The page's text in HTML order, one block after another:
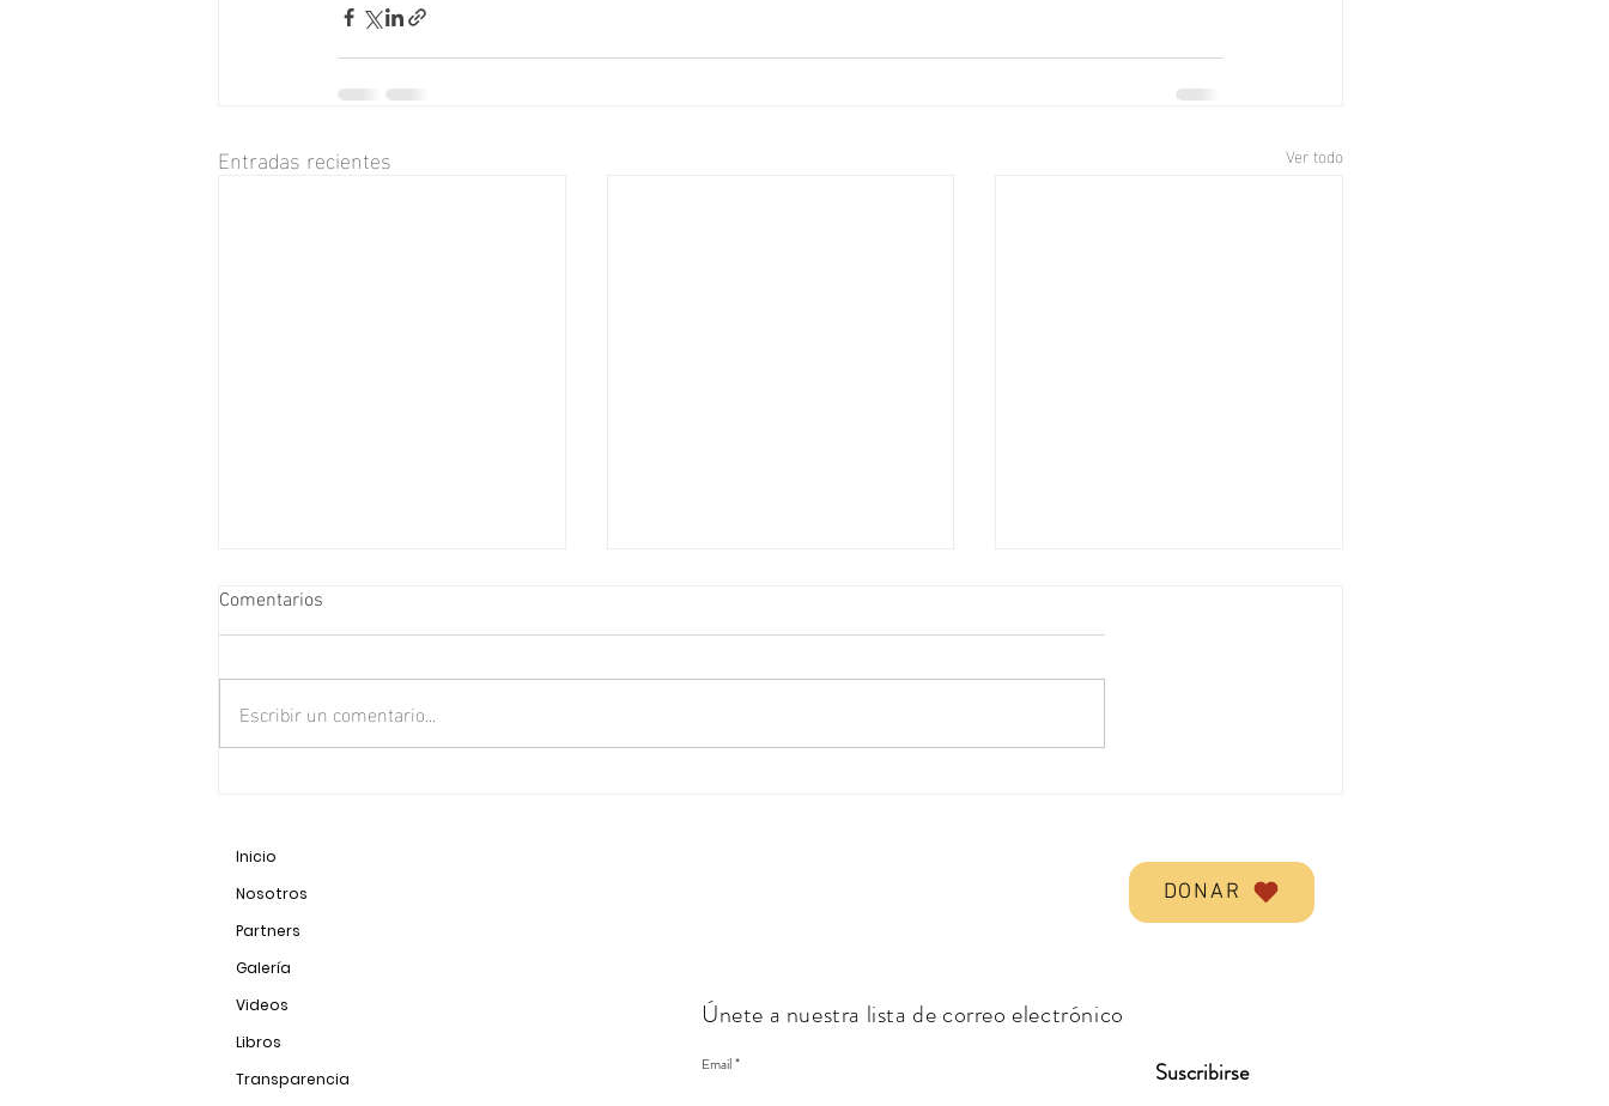
Entradas recientes Ver todo
Zorro
Comentarios
Escribir un comentario...
Inicio
Nosotros
Partners
Galería
Videos
Libros
Transparencia
DONAR
Únete a nuestra lista de correo electrónico
Email Suscribirse